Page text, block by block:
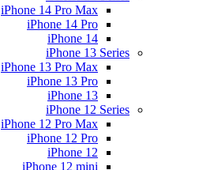
iPhone 14 Pro Max
iPhone 14 Pro
iPhone 14
iPhone 13 Series
iPhone 13 Pro Max
iPhone 13 Pro
iPhone 13
iPhone 12 Series
iPhone 12 Pro Max
iPhone 12 Pro
iPhone 12
iPhone 12 mini